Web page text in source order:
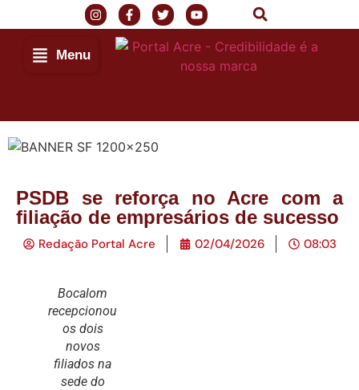
Menu
Últimas Notícias
Política
Atos Oficiais
PSDB se reforça no Acre com a
filiação de empresários de sucesso
Redação Portal Acre 02/04/2026 08:03
Bocalom
recepcionou
os dois
novos
filiados na
sede do